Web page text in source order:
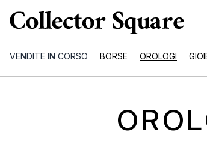
VENDITE IN CORSO BORSE OROLOGI